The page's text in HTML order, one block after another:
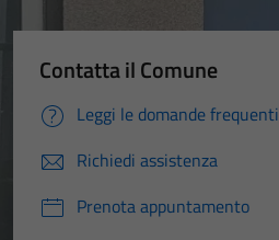
Contatta il Comune
Leggi le domande frequenti
Richiedi assistenza
Prenota appuntamento